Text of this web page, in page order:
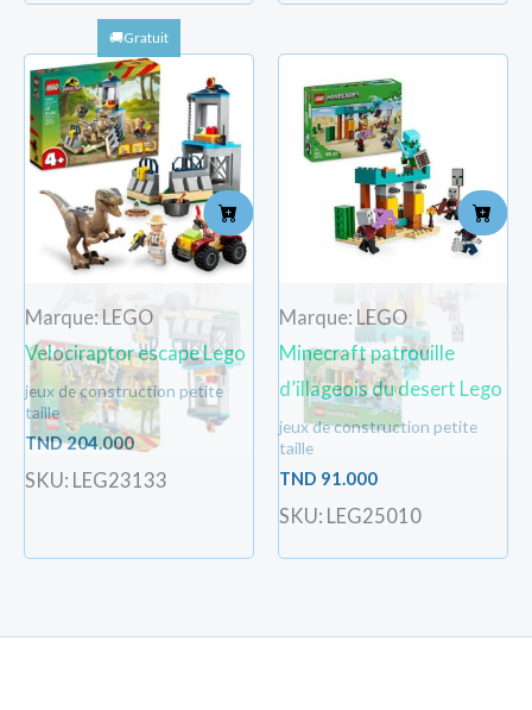
Marque: LEGO
Velociraptor escape Lego
jeux de construction petite
taille
TND204.000
SKU: LEG23133
Marque: LEGO
Minecraft patrouille
d’illageois du desert Lego
jeux de construction petite
taille
TND 91.000
SKU: LEG25010